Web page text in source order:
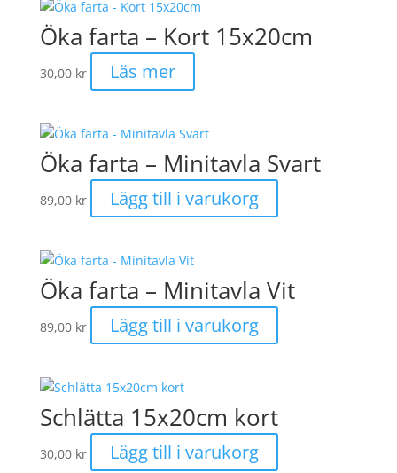
Öka farta – Kort 15x20cm
30,00 kr Läs mer
Öka farta – Minitavla Svart
89,00 kr Lägg till i varukorg
Öka farta – Minitavla Vit
89,00 kr Lägg till i varukorg
Schlätta 15x20cm kort
30,00 kr Lägg till i varukorg